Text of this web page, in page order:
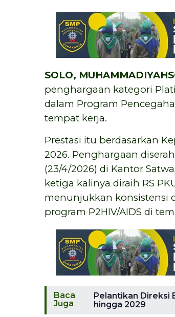
SOLO,
penghargaan kategori
dalam Program
tempat kerja.
Prestasi itu berdasarkan
2026. Penghargaan
(23/4/2026) di Kantor
ketiga kalinya diraih RS
menunjukkan konsistensi
program P2HIV/AIDS di
Baca
Juga
Pelantikan Direksi
hingga 2029